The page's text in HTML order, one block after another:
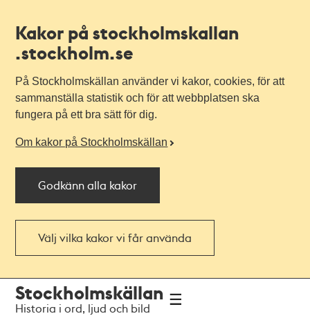
Kakor på stockholmskallan
.stockholm.se
På Stockholmskällan använder vi kakor, cookies, för att
sammanställa statistik och för att webbplatsen ska
fungera på ett bra sätt för dig.
Om kakor på Stockholmskällan
Godkänn alla kakor
Välj vilka kakor vi får använda
navigationen
huvudinnehållet
Stockholmskällan
Historia i ord, ljud och bild